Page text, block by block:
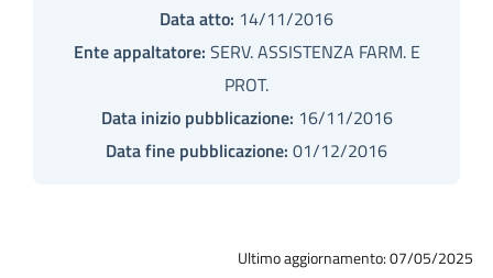
Data atto: 14/11/2016
Ente appaltatore: SERV. ASSISTENZA FARM. E
PROT.
Data inizio pubblicazione: 16/11/2016
Data fine pubblicazione: 01/12/2016
Ultimo aggiornamento: 07/05/2025